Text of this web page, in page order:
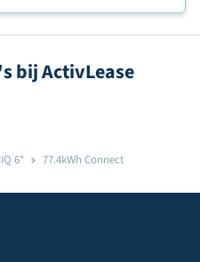
bij ActivLease
6* 77.4kWh Connect